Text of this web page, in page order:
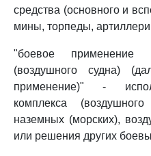
средства (основного и
мины, торпеды,
"боевое применение
(воздушного судна)
применение)" -
комплекса
наземных (морских),
или решения других